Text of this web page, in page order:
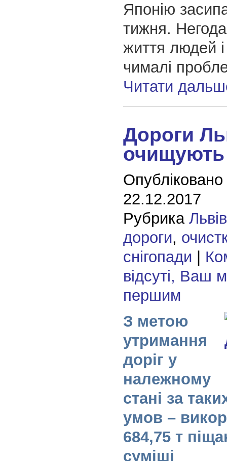
Японію
тижня.
життя людей
чималі
Читати
Дороги
очищують
22.12.2017
Рубрика
дороги,
снігопади
відсуті, Ваш
першим
З метою
утримання
доріг у
належному
стані за
умов –
684,75 т
суміші